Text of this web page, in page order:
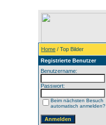
Home / Top Bilder
Registrierte Benutzer
Benutzername:
Passwort:
Beim nächsten Besuch
automatisch anmelden?